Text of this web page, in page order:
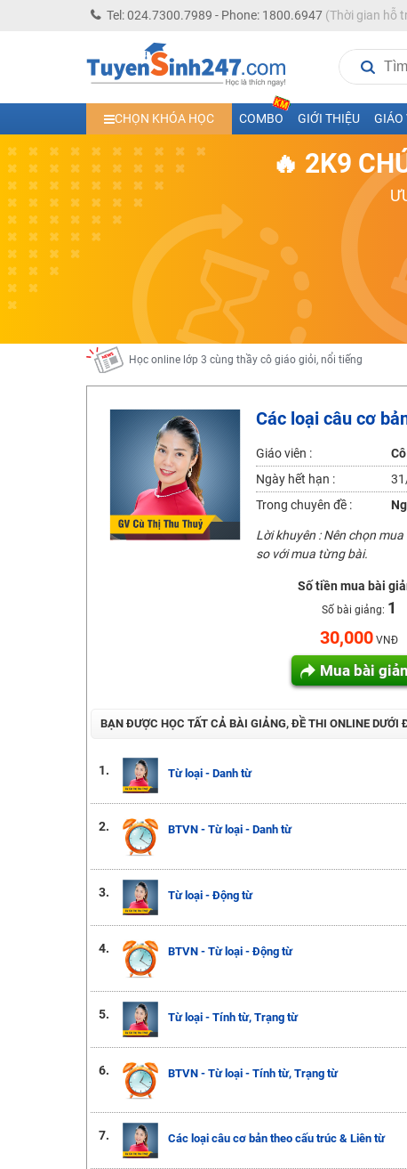
Tel: 024.7300.7989 - Phone: 1800.6947(Thời gian hỗ
CHỌN KHÓA HỌC COMBO GIỚI THIỆU GIÁO
🔥 2K9
Học trực tuyến lớp 10 các môn Toán - Lý - Hóa - Văn -
Học online trực tuyến cấp Tiểu học và THCS năm học
Học online lớp 5 cùng thầy cô giáo giỏi, nổi tiếng
Học online lớp 7 cùng thầy cô giáo giỏi
Học online lớp 6 cùng thầy cô giỏi, nổi tiếng
Học online lớp 8 cùng thầy cô giáo giỏi
2K13! Bứt Phá Lớp 5 Năm Học 2023 - 2024
Học online lớp 4 cùng thầy cô giáo giỏi, nổi tiếng
Học online lớp 3 cùng thầy cô giáo giỏi, nổi tiếng
Học online lớp 2 với thầy cô giáo giỏi, nổi tiếng
2K6! Lộ Trình Sun 2024 - Ba bước luyện thi TN THPT -
Hot! Lễ hội đồng giá 449K - 499K toàn bộ khoá học tại
Khuyến Mãi Khoá Học 1K Chỉ Từ 11-13/09/2024
Đồng giá khóa học 499K - 399K (13/11-15/11)
Khai giảng các khóa lớp 9 Toán - Lý - Hóa - Văn - Anh năm
Khai giảng khóa Ngữ văn 7 - xây nền vững chắc cho tương
Luyện thi vào lớp 10 môn Toán, Văn, Hóa, Anh, Lý với
Các loại câu cơ
Giáo viên :
Ngày hết hạn :
Trong chuyên đề :
Lời khuyên : Nên chọn
so với mua từng bài.
Số tiền mua bài
Số bài giảng: 1
30,000VNĐ
Mua bài
BẠN ĐƯỢC HỌC TẤT CẢ BÀI GIẢNG, ĐỀ THI ONLINE DƯỚI
1. Từ loại - Danh từ
2. BTVN - Từ loại - Danh từ
3. Từ loại - Động từ
4. BTVN - Từ loại - Động từ
5. Từ loại - Tính từ, Trạng từ
6. BTVN - Từ loại - Tính từ, Trạng từ
7. Các loại câu cơ bản theo cấu trúc & Liên từ